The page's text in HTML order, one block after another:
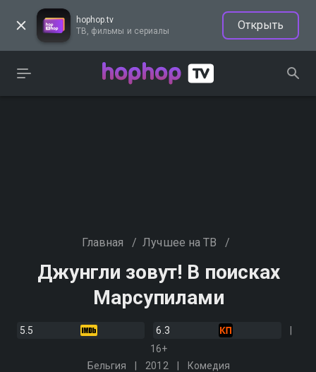
hophop.tv
ТВ, фильмы и сериалы
Открыть
Главная / Лучшее на ТВ /
Джунгли зовут! В поисках
Марсупилами
5.5
6.3
16+
Бельгия
2012 Комедия